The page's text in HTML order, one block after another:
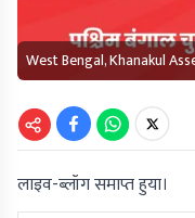
West Bengal, Khanakul
लाइव-ब्लॉग समाप्त हुया।